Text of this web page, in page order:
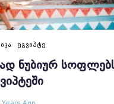
ᲔᲒᲕᲘᲞᲢᲔ
ᲜᲣᲑᲘᲣᲠ